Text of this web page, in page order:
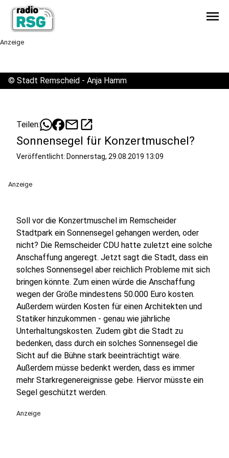
menu
Anzeige
© Stadt Remscheid - Anja Hamm
Teilen: mailopen_in_new
Sonnensegel für Konzertmuschel?
Veröffentlicht: Donnerstag, 29.08.2019 13:09
Anzeige
Soll vor die Konzertmuschel im Remscheider
Stadtpark ein Sonnensegel gehangen werden, oder
nicht? Die Remscheider CDU hatte zuletzt eine solche
Anschaffung angeregt. Jetzt sagt die Stadt, dass ein
solches Sonnensegel aber reichlich Probleme mit sich
bringen könnte. Zum einen würde die Anschaffung
wegen der Größe mindestens 50.000 Euro kosten.
Außerdem würden Kosten für einen Architekten und
Statiker hinzukommen - genau wie jährliche
Unterhaltungskosten. Zudem gibt die Stadt zu
bedenken, dass durch ein solches Sonnensegel die
Sicht auf die Bühne stark beeinträchtigt wäre.
Außerdem müsse bedenkt werden, dass es immer
mehr Starkregenereignisse gebe. Hiervor müsste ein
Segel geschützt werden.
Anzeige